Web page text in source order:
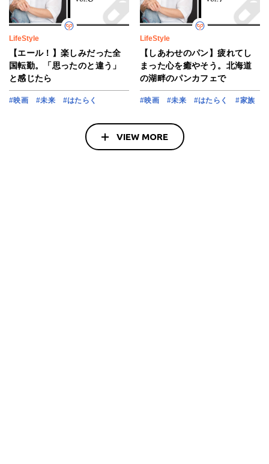
LifeStyle
【エール！】楽しみだった全
国転勤。「思ったのと違う」
と感じたら
#映画 #未来 #はたらく
LifeStyle
【しあわせのパン】疲れてし
まった心を癒やそう。北海道
の湖畔のパンカフェで
#映画 #未来 #はたらく #家族
VIEW MORE